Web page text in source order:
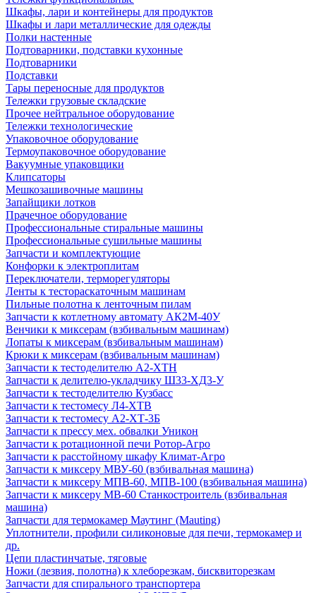
Шкафы, лари и контейнеры для продуктов
Шкафы и лари металлические для одежды
Полки настенные
Подтоварники, подставки кухонные
Подтоварники
Подставки
Тары переносные для продуктов
Тележки грузовые складские
Прочее нейтральное оборудование
Тележки технологические
Упаковочное оборудование
Термоупаковочное оборудование
Вакуумные упаковщики
Клипсаторы
Мешкозашивочные машины
Запайщики лотков
Прачечное оборудование
Профессиональные стиральные машины
Профессиональные сушильные машины
Запчасти и комплектующие
Конфорки к электроплитам
Переключатели, терморегуляторы
Ленты к тестораскаточным машинам
Пильные полотна к ленточным пилам
Запчасти к котлетному автомату АК2М-40У
Венчики к миксерам (взбивальным машинам)
Лопаты к миксерам (взбивальным машинам)
Крюки к миксерам (взбивальным машинам)
Запчасти к тестоделителю А2-ХТН
Запчасти к делителю-укладчику Ш33-ХД3-У
Запчасти к тестоделителю Кузбасс
Запчасти к тестомесу Л4-ХТВ
Запчасти к тестомесу А2-ХТ-3Б
Запчасти к прессу мех. обвалки Уникон
Запчасти к ротационной печи Ротор-Агро
Запчасти к расстойному шкафу Климат-Агро
Запчасти к миксеру МВУ-60 (взбивальная машина)
Запчасти к миксеру МПВ-60, МПВ-100 (взбивальная машина)
Запчасти к миксеру МВ-60 Станкостроитель (взбивальная
машина)
Запчасти для термокамер Маутинг (Mauting)
Уплотнители, профили силиконовые для печи, термокамер и
др.
Цепи пластинчатые, тяговые
Ножи (лезвия, полотна) к хлеборезкам, бисквиторезкам
Запчасти для спирального транспортера